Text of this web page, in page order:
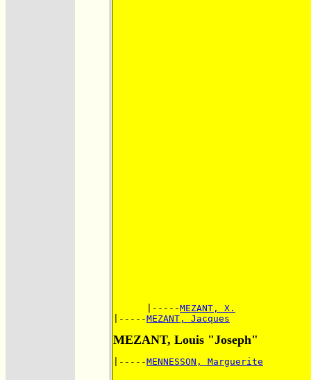
      |-----
MEZANT, X.
|-----MEZANT, Jacques
MEZANT, Louis "Joseph"
|-----MENNESSON, Marguerite